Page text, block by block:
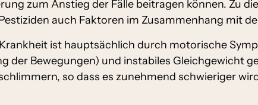
zum Anstieg der Fälle beitragen können. Zu
auch Faktoren im Zusammenhang mit
ist hauptsächlich durch motorische
der Bewegungen) und instabiles Gleichgewicht
so dass es zunehmend schwieriger